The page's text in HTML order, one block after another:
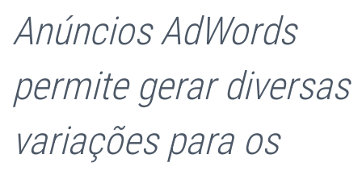
Anúncios AdWords
permite gerar diversas
variações para os